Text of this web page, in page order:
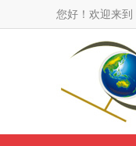
您好！欢迎来